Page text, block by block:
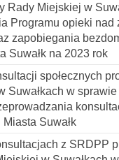
Rady Miejskiej w
Programu opieki nad
zapobiegania
Suwałk na 2023 rok
społecznych
Suwałkach w
Suwałk
z SRDPP